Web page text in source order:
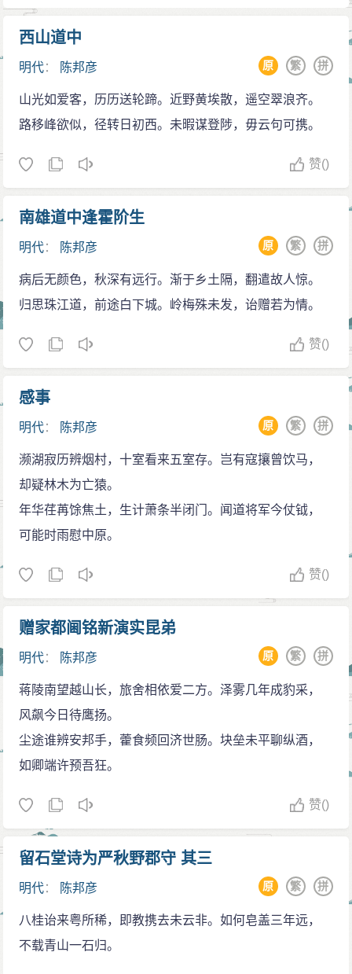
1644年（崇祯十七年），清兵入关，定鼎中原。福
内俱焚，疾呼：“此时不思报国者，非丈夫也！”随即结束
讲学，针对时局，精心撰写了数万言的《中兴政要》，
具体开列了32条抗敌救国方略，踌躇满志地只身赴南京
部职方司，统领广西狼兵万余人前往江西南安协同大学
士苏观生抗击清兵。他受命后曾多次提出进击清军的良
策，但因均被苏拒绝而坐失战机。而在隆武帝被清军俘
获后，陈被迫率部随同苏观生撤回广东。陈邦彦在时局
的绍武政权与设在肇庆的永历政权）化干戈为玉帛携手
廷互为争斗以致相残愈烈，因而被清兵乘隙攻击，绍武
政权与永历政权相继覆灭。 1645年（弘光元年）秋初，
邦彦告别家人北上时，写下了意气豪迈、笔墨酣畅飞动
的赋别之作《舟发珠江承诸子携酒饯送次韵赋别》：扬
尘伐鼓发江干，变徵声高七月寒。夜渡可能知大漠？日
边何处是长安！杯因惜别兼贤圣，策为忧时杂管韩。燕
归附聿键，抗击清兵
1645年（弘光元年），弘光朝覆亡后，朱元璋的九
世孙唐王朱聿键被一批文臣武将拥戴在福州称帝，建立
隆武朝，并访求贤能，组织抗战。读了陈邦彦的《中兴
试，得中第七名举人。发榜前三天，他被聿键任命为监
纪推官。
1646年（隆武二年），陈邦彦升兵部职方司主事，
监粤兵入江西，协助苏观生防守北线。清兵压境，猛攻
西山道中
明代： 陈邦彦 拼
繁
原
山光如爱客，历历送轮蹄。近野黄埃散，遥空翠浪齐。
路移峰欲似，径转日初西。未暇谋登陟，毋云句可携。
赞()
南雄道中逢霍阶生
明代： 陈邦彦 拼
繁
原
病后无颜色，秋深有远行。渐于乡土隔，翻遣故人惊。
归思珠江道，前途白下城。岭梅殊未发，诒赠若为情。
赞()
感事
明代： 陈邦彦 拼
繁
原
濒湖寂历辨烟村，十室看来五室存。岂有寇攘曾饮马，
却疑林木为亡猿。
年华荏苒馀焦土，生计萧条半闭门。闻道将军今仗钺，
可能时雨慰中原。
赞()
赠家都阃铭新演实昆弟
明代： 陈邦彦 拼
繁
原
蒋陵南望越山长，旅舍相依爱二方。泽雾几年成豹采，
风飙今日待鹰扬。
尘途谁辨安邦手，藿食频回济世肠。块垒未平聊纵酒，
如卿端许预吾狂。
赞()
留石堂诗为严秋野郡守 其三
明代： 陈邦彦 拼
繁
原
八桂诒来粤所稀，即教携去未云非。如何皂盖三年远，
不载青山一石归。